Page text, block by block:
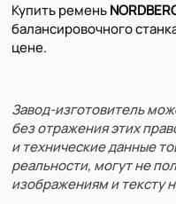
Купить ремень
балансировочного
цене.
Завод-изготовитель
без отражения этих
и технические данные
реальности, могут не
изображениям и тексту